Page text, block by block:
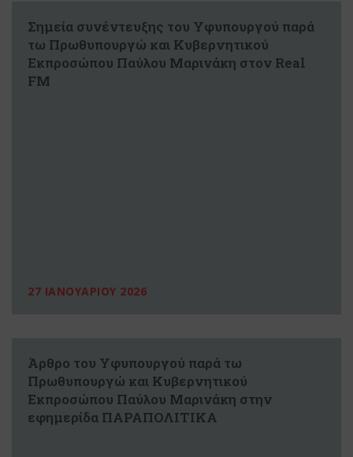
Σημεία συνέντευξης του Υφυπουργού παρά
τω Πρωθυπουργώ και Κυβερνητικού
Εκπροσώπου Παύλου Μαρινάκη στον Real
FM
27 ΙΑΝΟΥΑΡΙΟΥ 2026
Άρθρο του Υφυπουργού παρά τω
Πρωθυπουργώ και Κυβερνητικού
Εκπροσώπου Παύλου Μαρινάκη στην
εφημερίδα ΠΑΡΑΠΟΛΙΤΙΚΑ